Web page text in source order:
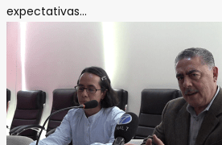
expectativas...